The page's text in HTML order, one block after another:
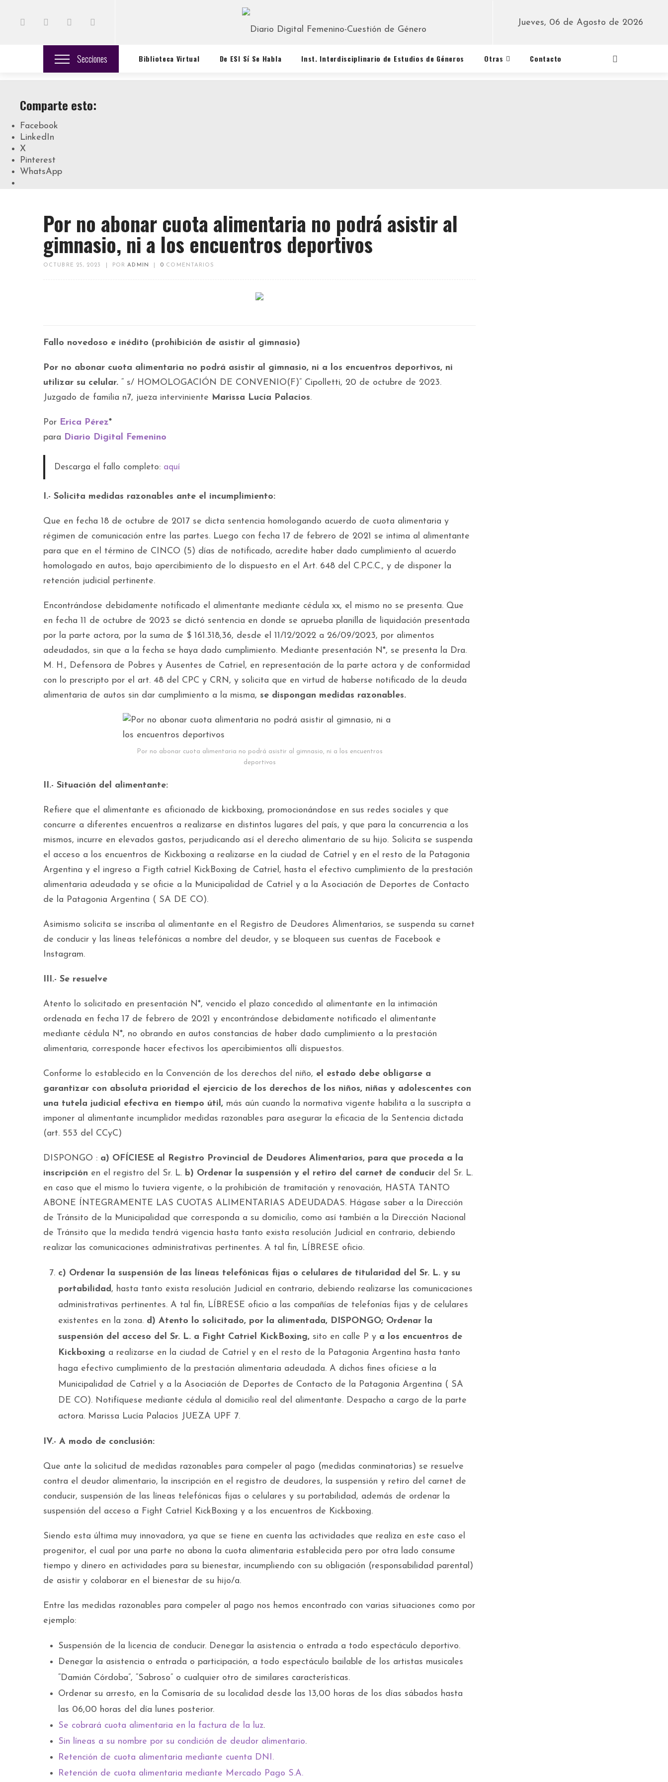
Jueves, 06 de Agosto de 2026
Secciones Biblioteca Virtual De ESI Sí Se Habla Inst. Interdisciplinario de Estudios de Géneros Otras Contacto
Comparte esto:
Facebook
LinkedIn
X
Pinterest
WhatsApp
Por no abonar cuota alimentaria no podrá asistir al
gimnasio, ni a los encuentros deportivos
OCTUBRE 25, 2023 PORADMIN 0 COMENTARIOS
Fallo novedoso e inédito (prohibición de asistir al gimnasio)
Por no abonar cuota alimentaria no podrá asistir al gimnasio, ni a los encuentros deportivos, ni
utilizar su celular. “ s/ HOMOLOGACIÓN DE CONVENIO(F)” Cipolletti, 20 de octubre de 2023.
Juzgado de familia n7, jueza interviniente Marissa Lucía Palacios.
Por Erica Pérez*
para Diario Digital Femenino
Descarga el fallo completo: aquí
I.- Solicita medidas razonables ante el incumplimiento:
Que en fecha 18 de octubre de 2017 se dicta sentencia homologando acuerdo de cuota alimentaria y
régimen de comunicación entre las partes. Luego con fecha 17 de febrero de 2021 se intima al alimentante
para que en el término de CINCO (5) días de notificado, acredite haber dado cumplimiento al acuerdo
homologado en autos, bajo apercibimiento de lo dispuesto en el Art. 648 del C.P.C.C., y de disponer la
retención judicial pertinente.
Encontrándose debidamente notificado el alimentante mediante cédula xx, el mismo no se presenta. Que
en fecha 11 de octubre de 2023 se dictó sentencia en donde se aprueba planilla de liquidación presentada
por la parte actora, por la suma de $ 161.318,36, desde el 11/12/2022 a 26/09/2023, por alimentos
adeudados, sin que a la fecha se haya dado cumplimiento. Mediante presentación N*, se presenta la Dra.
M. H., Defensora de Pobres y Ausentes de Catriel, en representación de la parte actora y de conformidad
con lo prescripto por el art. 48 del CPC y CRN, y solicita que en virtud de haberse notificado de la deuda
alimentaria de autos sin dar cumplimiento a la misma, se dispongan medidas razonables.
Por no abonar cuota alimentaria no podrá asistir al gimnasio, ni a los encuentros
deportivos
II.- Situación del alimentante:
Refiere que el alimentante es aficionado de kickboxing, promocionándose en sus redes sociales y que
concurre a diferentes encuentros a realizarse en distintos lugares del país, y que para la concurrencia a los
mismos, incurre en elevados gastos, perjudicando así el derecho alimentario de su hijo. Solicita se suspenda
el acceso a los encuentros de Kickboxing a realizarse en la ciudad de Catriel y en el resto de la Patagonia
Argentina y el ingreso a Figth catriel KickBoxing de Catriel, hasta el efectivo cumplimiento de la prestación
alimentaria adeudada y se oficie a la Municipalidad de Catriel y a la Asociación de Deportes de Contacto
de la Patagonia Argentina ( SA DE CO).
Asimismo solicita se inscriba al alimentante en el Registro de Deudores Alimentarios, se suspenda su carnet
de conducir y las líneas telefónicas a nombre del deudor, y se bloqueen sus cuentas de Facebook e
Instagram.
III.- Se resuelve
Atento lo solicitado en presentación N*, vencido el plazo concedido al alimentante en la intimación
ordenada en fecha 17 de febrero de 2021 y encontrándose debidamente notificado el alimentante
mediante cédula N*, no obrando en autos constancias de haber dado cumplimiento a la prestación
alimentaria, corresponde hacer efectivos los apercibimientos allí dispuestos.
Conforme lo establecido en la Convención de los derechos del niño, el estado debe obligarse a
garantizar con absoluta prioridad el ejercicio de los derechos de los niños, niñas y adolescentes con
una tutela judicial efectiva en tiempo útil, más aún cuando la normativa vigente habilita a la suscripta a
imponer al alimentante incumplidor medidas razonables para asegurar la eficacia de la Sentencia dictada
(art. 553 del CCyC)
DISPONGO : a) OFÍCIESE al Registro Provincial de Deudores Alimentarios, para que proceda a la
inscripción en el registro del Sr. L. b) Ordenar la suspensión y el retiro del carnet de conducir del Sr. L.
en caso que el mismo lo tuviera vigente, o la prohibición de tramitación y renovación, HASTA TANTO
ABONE ÍNTEGRAMENTE LAS CUOTAS ALIMENTARIAS ADEUDADAS. Hágase saber a la Dirección
de Tránsito de la Municipalidad que corresponda a su domicilio, como así también a la Dirección Nacional
de Tránsito que la medida tendrá vigencia hasta tanto exista resolución Judicial en contrario, debiendo
realizar las comunicaciones administrativas pertinentes. A tal fin, LÍBRESE oficio.
c) Ordenar la suspensión de las líneas telefónicas fijas o celulares de titularidad del Sr. L. y su
portabilidad , hasta tanto exista resolución Judicial en contrario, debiendo realizarse las comunicaciones
administrativas pertinentes. A tal fin, LÍBRESE oficio a las compañías de telefonías fijas y de celulares
existentes en la zona. d) Atento lo solicitado, por la alimentada, DISPONGO; Ordenar la
suspensión del acceso del Sr. L. a Fight Catriel KickBoxing, sito en calle P y a los encuentros de
Kickboxing a realizarse en la ciudad de Catriel y en el resto de la Patagonia Argentina hasta tanto
haga efectivo cumplimiento de la prestación alimentaria adeudada. A dichos fines ofíciese a la
Municipalidad de Catriel y a la Asociación de Deportes de Contacto de la Patagonia Argentina ( SA
DE CO). Notifíquese mediante cédula al domicilio real del alimentante. Despacho a cargo de la parte
actora. Marissa Lucía Palacios JUEZA UPF 7.
IV.- A modo de conclusión:
Que ante la solicitud de medidas razonables para compeler al pago (medidas conminatorias) se resuelve
contra el deudor alimentario, la inscripción en el registro de deudores, la suspensión y retiro del carnet de
conducir, suspensión de las líneas telefónicas fijas o celulares y su portabilidad, además de ordenar la
suspensión del acceso a Fight Catriel KickBoxing y a los encuentros de Kickboxing.
Siendo esta última muy innovadora, ya que se tiene en cuenta las actividades que realiza en este caso el
progenitor, el cual por una parte no abona la cuota alimentaria establecida pero por otra lado consume
tiempo y dinero en actividades para su bienestar, incumpliendo con su obligación (responsabilidad parental)
de asistir y colaborar en el bienestar de su hijo/a.
Entre las medidas razonables para compeler al pago nos hemos encontrado con varias situaciones como por
ejemplo:
Suspensión de la licencia de conducir. Denegar la asistencia o entrada a todo espectáculo deportivo.
Denegar la asistencia o entrada o participación, a todo espectáculo bailable de los artistas musicales
“Damián Córdoba”, “Sabroso” o cualquier otro de similares características.
Ordenar su arresto, en la Comisaría de su localidad desde las 13,00 horas de los días sábados hasta
las 06,00 horas del día lunes posterior.
Se cobrará cuota alimentaria en la factura de la luz.
Sin líneas a su nombre por su condición de deudor alimentario.
Retención de cuota alimentaria mediante cuenta DNI.
Retención de cuota alimentaria mediante Mercado Pago S.A.